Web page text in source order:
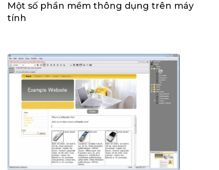
Một số phần mềm thông dụng trên máy
tính